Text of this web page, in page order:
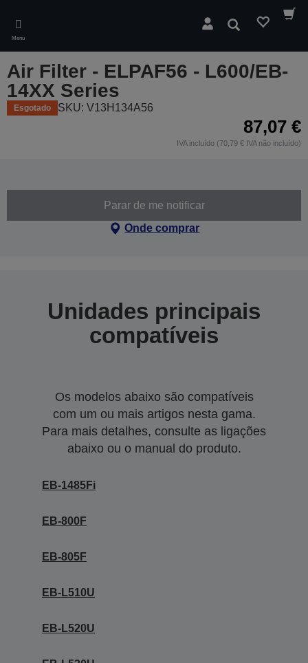
main
content
Menu
Pesquisar
Air Filter - ELPAF56 - L600/EB-
14XX Series
Esgotado SKU: V13H134A56
87,07 €
IVA incluído (70,79 € IVA não incluído)
Parar de me notificar
Onde comprar
Unidades principais
compatíveis
Os modelos abaixo são compatíveis
com um ou mais artigos nesta gama.
Para mais detalhes, consulte as ligações
abaixo ou o manual do produto.
EB-1485Fi
EB-800F
EB-805F
EB-L510U
EB-L520U